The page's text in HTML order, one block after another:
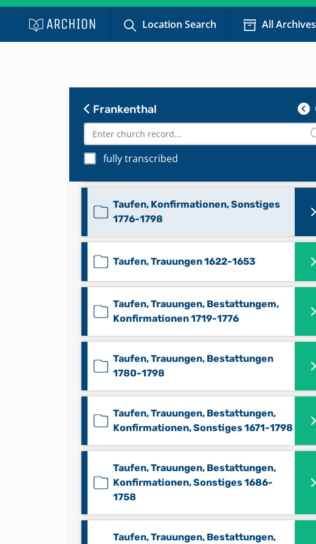
Location Search All Archives
Frankenthal
fully transcribed
Keine verfügbaren Digitalisate
Taufen 8. Juli 1973-26. Apr. 1980
Keine verfügbaren Digitalisate
Taufen, Konfirmationen, Sonstiges
1776-1798
Taufen, Trauungen 1622-1653
Taufen, Trauungen, Bestattungem,
Konfirmationen 1719-1776
Taufen, Trauungen, Bestattungen
1780-1798
Taufen, Trauungen, Bestattungen,
Konfirmationen, Sonstiges 1671-1798
Taufen, Trauungen, Bestattungen,
Konfirmationen, Sonstiges 1686-
1758
Taufen, Trauungen, Bestattungen,